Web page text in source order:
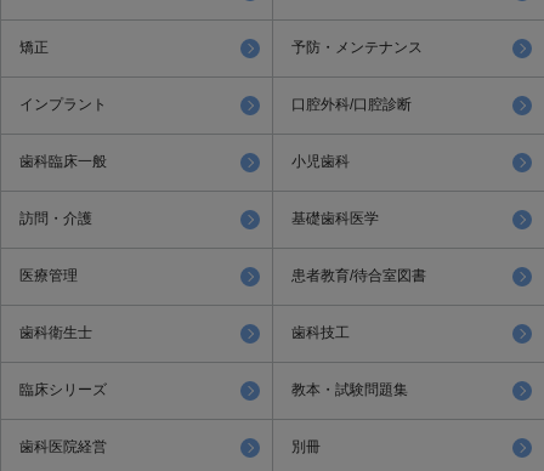
矯正 予防・メンテナンス
インプラント 口腔外科/口腔診断
歯科臨床一般 小児歯科
訪問・介護 基礎歯科医学
医療管理 患者教育/待合室図書
歯科衛生士 歯科技工
臨床シリーズ 教本・試験問題集
歯科医院経営 別冊